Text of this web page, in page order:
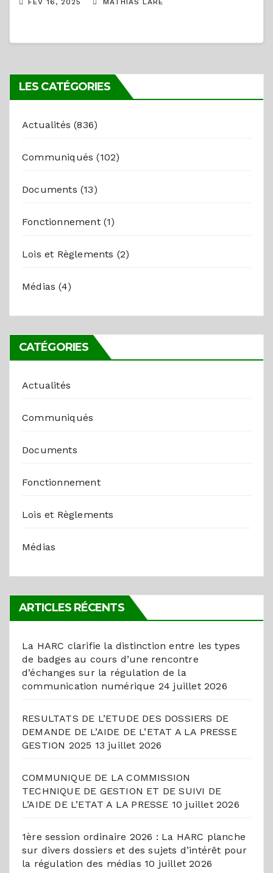
FÉV 16, 2025 MATHIAS LARE
LES CATÉGORIES
Actualités (836)
Communiqués (102)
Documents (13)
Fonctionnement(1)
Lois et Règlements (2)
Médias (4)
CATÉGORIES
Actualités
Communiqués
Documents
Fonctionnement
Lois et Règlements
Médias
ARTICLES RÉCENTS
La HARC clarifie la distinction entre les types
de badges au cours d’une rencontre
d’échanges sur la régulation de la
communication numérique 24 juillet 2026
RESULTATS DE L’ETUDE DES DOSSIERS DE
DEMANDE DE L’AIDE DE L’ETAT A LA PRESSE
GESTION 2025 13 juillet 2026
COMMUNIQUE DE LA COMMISSION
TECHNIQUE DE GESTION ET DE SUIVI DE
L’AIDE DE L’ETAT A LA PRESSE 10 juillet 2026
1ère session ordinaire 2026 : La HARC planche
sur divers dossiers et des sujets d’intérêt pour
la régulation des médias 10 juillet 2026